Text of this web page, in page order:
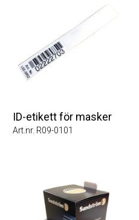
ID-etikett för masker
Art.nr. R09-0101